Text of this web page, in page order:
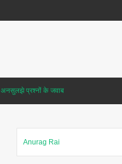
अनसुलझे प्रश्नों के जवाब
Anurag Rai